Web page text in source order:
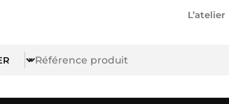
L’atelier